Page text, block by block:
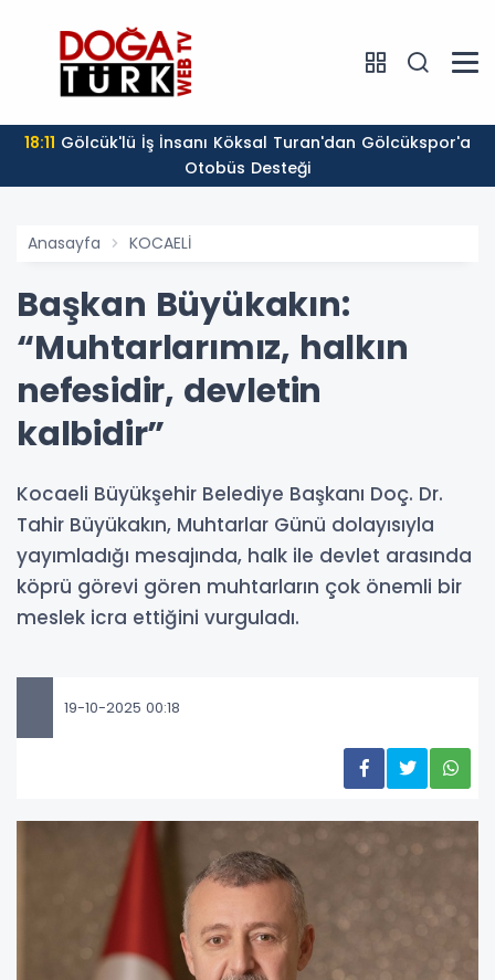
18:11
Otobüs Desteği
Anasayfa KOCAELİ
Başkan Büyükakın:
“Muhtarlarımız, halkın
nefesidir, devletin
kalbidir”
Kocaeli Büyükşehir Belediye Başkanı Doç. Dr.
Tahir Büyükakın, Muhtarlar Günü dolayısıyla
yayımladığı mesajında, halk ile devlet arasında
köprü görevi gören muhtarların çok önemli bir
meslek icra ettiğini vurguladı.
19-10-2025 00:18